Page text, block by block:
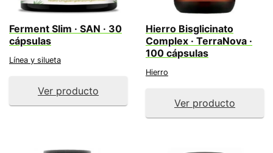
Ferment Slim · SAN · 30
cápsulas
Línea y silueta
Ver producto
Hierro Bisglicinato
Complex · TerraNova ·
100 cápsulas
Hierro
Ver producto